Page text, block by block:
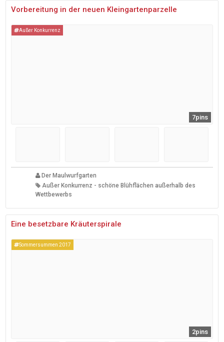
Vorbereitung in der neuen Kleingartenparzelle
Außer Konkurrenz
7pins
Der Maulwurfgarten
Außer Konkurrenz - schöne Blühflächen außerhalb des
Wettbewerbs
Eine besetzbare Kräuterspirale
Sommersummen 2017
2pins